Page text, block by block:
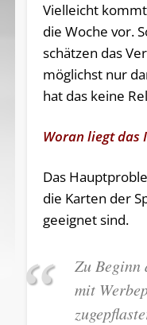
Vielleicht
die Woche vor.
schätzen das
möglichst nur
hat das keine
Woran liegt das
Das
die Karten der
geeignet sind.
Zu Beginn
mit